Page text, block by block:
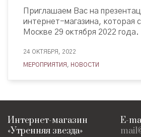
Приглашаем Вас на
интернет-магазина, которая
Москве 29 октября 2022 года.
24 ОКТЯБРЯ, 2022
МЕРОПРИЯТИЯ , НОВОСТИ
Интернет-магазин
«Утренняя звезда»
E-